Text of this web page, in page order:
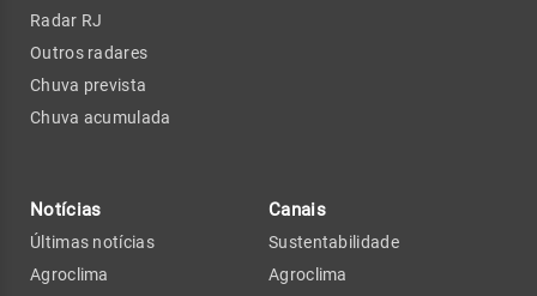
Radar RJ
Outros radares
Chuva prevista
Chuva acumulada
Notícias
Últimas notícias
Agroclima
Canais
Sustentabilidade
Agroclima